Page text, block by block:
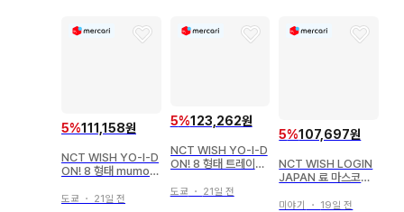
5%111,158원
NCT WISH YO-I-D
ON! 8 형태 mumo
장 세트
도쿄 ・ 21일 전
5%123,262원
NCT WISH YO-I-D
ON! 8 형태 트레이딩
도쿄 ・ 21일 전
5%107,697원
NCT WISH LOGIN
JAPAN 료 마스코트
미야기 ・ 19일 전